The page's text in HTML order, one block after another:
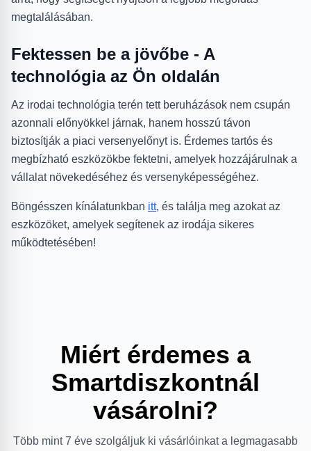
megtalálásában.
Fektessen be a jövőbe - A
technológia az Ön oldalán
Az irodai technológia terén tett beruházások nem csupán
azonnali előnyökkel járnak, hanem hosszú távon
biztosítják a piaci versenyelőnyt is. Érdemes tartós és
megbízható eszközökbe fektetni, amelyek hozzájárulnak a
vállalat növekedéséhez és versenyképességéhez.
Böngésszen kínálatunkban itt, és találja meg azokat az
eszközöket, amelyek segítenek az irodája sikeres
működtetésében!
Miért érdemes a
Smartdiszkontnál
vásárolni?
Több mint 7 éve szolgáljuk ki vásárlóinkat a legmagasabb